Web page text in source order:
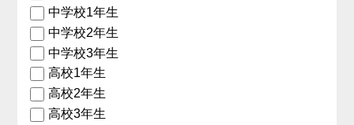
中学校1年生
中学校2年生
中学校3年生
高校1年生
高校2年生
高校3年生